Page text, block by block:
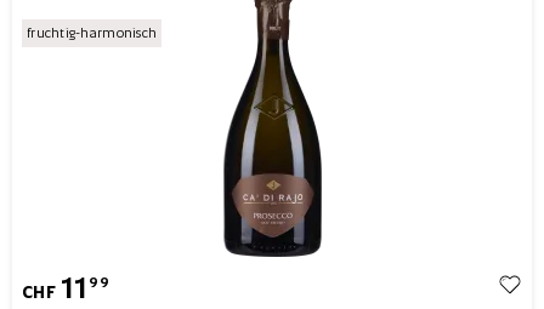
fruchtig-harmonisch
CHF 11 99